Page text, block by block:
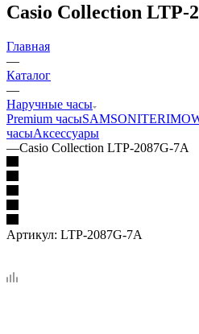
Casio Collection LTP-
Главная
—
Каталог
—
Наручные часы
Premium часыSAMSONITE
часыАксессуары
—Casio Collection LTP-2087G-7A
Артикул: LTP-2087G-7A